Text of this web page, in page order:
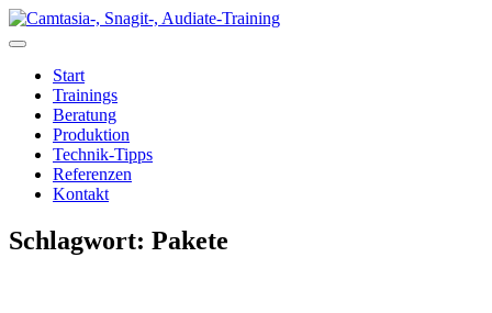
Zum
Inhalt
Start
Trainings
Beratung
Produktion
Technik-Tipps
Referenzen
Kontakt
Schlagwort: Pakete